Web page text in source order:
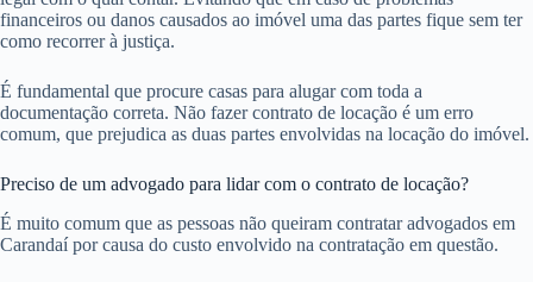
financeiros ou danos causados ao imóvel uma das partes fique sem ter
como recorrer à justiça.
É fundamental que procure casas para alugar com toda a
documentação correta. Não fazer contrato de locação é um erro
comum, que prejudica as duas partes envolvidas na locação do imóvel.
Preciso de um advogado para lidar com o contrato de locação?
É muito comum que as pessoas não queiram contratar advogados em
Carandaí por causa do custo envolvido na contratação em questão.